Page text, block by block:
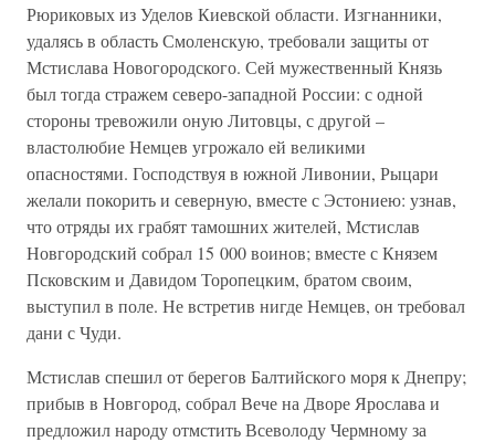
Рюриковых из Уделов Киевской области. Изгнанники,
удалясь в область Смоленскую, требовали защиты от
Мстислава Новогородского. Сей мужественный Князь
был тогда стражем северо-западной России: с одной
стороны тревожили оную Литовцы, с другой –
властолюбие Немцев угрожало ей великими
опасностями. Господствуя в южной Ливонии, Рыцари
желали покорить и северную, вместе с Эстониею: узнав,
что отряды их грабят тамошних жителей, Мстислав
Новгородский собрал 15 000 воинов; вместе с Князем
Псковским и Давидом Торопецким, братом своим,
выступил в поле. Не встретив нигде Немцев, он требовал
дани с Чуди.
Мстислав спешил от берегов Балтийского моря к Днепру;
прибыв в Новгород, собрал Вече на Дворе Ярослава и
предложил народу отмстить Всеволоду Чермному за